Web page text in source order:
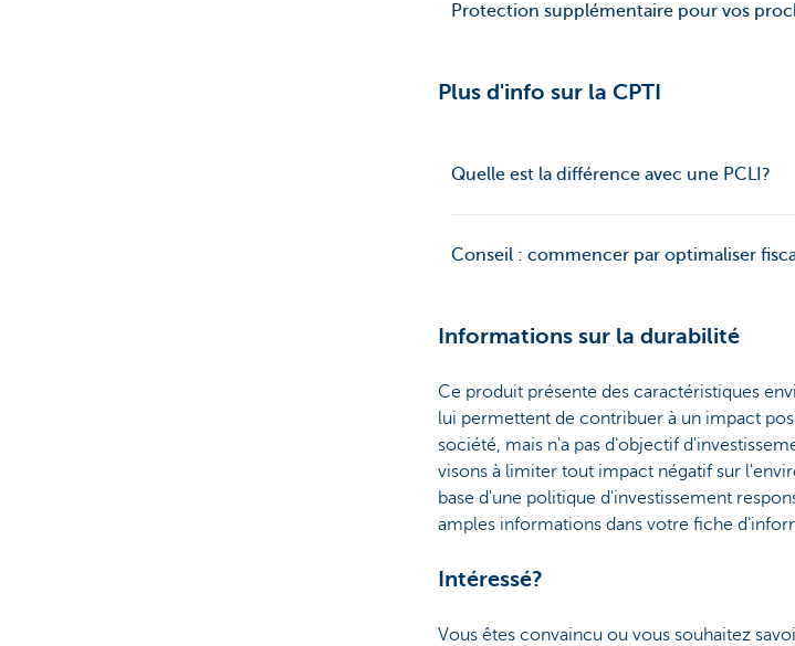
Protection supplémentaire pour vos
Plus d'info sur la CPTI
Quelle est la différence avec une PCLI?
Conseil : commencer par optimaliser
Informations sur la durabilité
Ce produit présente des caractéristiques
lui permettent de contribuer à un impact
société, mais n'a pas d'objectif
visons à limiter tout impact négatif sur
base d'une politique d'investissement
amples informations dans votre fiche
Intéressé?
Vous êtes convaincu ou vous souhaitez